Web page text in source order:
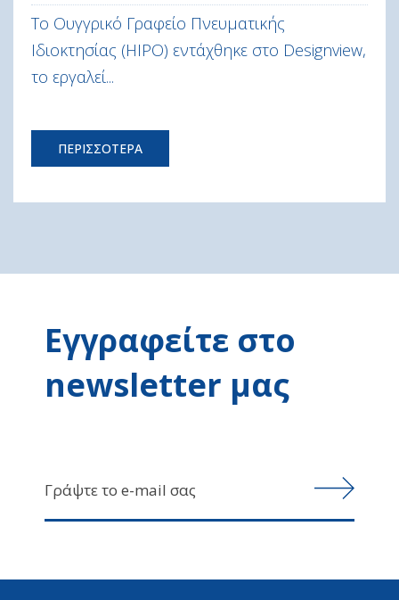
Το Ουγγρικό Γραφείο Πνευματικής
Ιδιοκτησίας (HIPO) εντάχθηκε στο Designview,
το εργαλεί...
ΠΕΡΙΣΣΟΤΕΡΑ
Εγγραφείτε στο
newsletter μας